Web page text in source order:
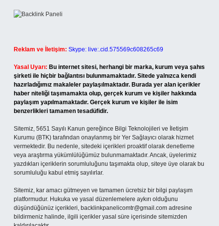
Reklam ve İletişim: Skype: live:.cid.575569c608265c69
Yasal Uyarı: Bu internet sitesi, herhangi bir marka, kurum veya şahıs
şirketi ile hiçbir bağlantısı bulunmamaktadır. Sitede yalnızca kendi
hazırladığımız makaleler paylaşılmaktadır. Burada yer alan içerikler
haber niteliği taşımamakta olup, gerçek kurum ve kişiler hakkında
paylaşım yapılmamaktadır. Gerçek kurum ve kişiler ile isim
benzerlikleri tamamen tesadüfidir.
Sitemiz, 5651 Sayılı Kanun gereğince Bilgi Teknolojileri ve İletişim
Kurumu (BTK) tarafından onaylanmış bir Yer Sağlayıcı olarak hizmet
vermektedir. Bu nedenle, sitedeki içerikleri proaktif olarak denetleme
veya araştırma yükümlülüğümüz bulunmamaktadır. Ancak, üyelerimiz
yazdıkları içeriklerin sorumluluğunu taşımakta olup, siteye üye olarak bu
sorumluluğu kabul etmiş sayılırlar.
Sitemiz, kar amacı gütmeyen ve tamamen ücretsiz bir bilgi paylaşım
platformudur. Hukuka ve yasal düzenlemelere aykırı olduğunu
düşündüğünüz içerikleri, backlinkpanelicomtr@gmail.com adresine
bildirmeniz halinde, ilgili içerikler yasal süre içerisinde sitemizden